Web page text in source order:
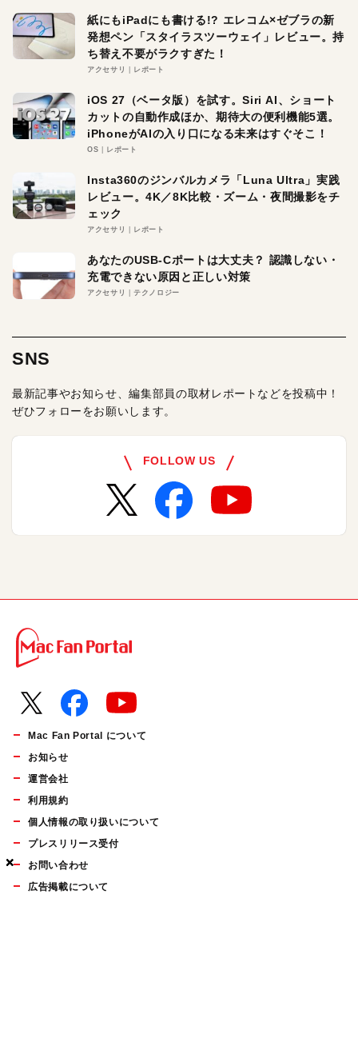
×
×
×
紙にもiPadにも書ける!? エレコム×ゼブラの新
発想ペン「スタイラスツーウェイ」レビュー。持
ち替え不要がラクすぎた！
アクセサリ レポート
iOS 27（ベータ版）を試す。Siri AI、ショート
カットの自動作成ほか、期待大の便利機能5選。
iPhoneがAIの入り口になる未来はすぐそこ！
OS レポート
Insta360のジンバルカメラ「Luna Ultra」実践
レビュー。4K／8K比較・ズーム・夜間撮影をチ
ェック
アクセサリ レポート
あなたのUSB-Cポートは大丈夫？ 認識しない・
充電できない原因と正しい対策
アクセサリ テクノロジー
SNS
最新記事やお知らせ、編集部員の取材レポートなどを投稿中！
ぜひフォローをお願いします。
FOLLOW US
Mac Fan Portal について
お知らせ
運営会社
利用規約
個人情報の取り扱いについて
プレスリリース受付
お問い合わせ
広告掲載について